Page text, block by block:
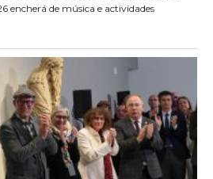
encherá de música e actividades